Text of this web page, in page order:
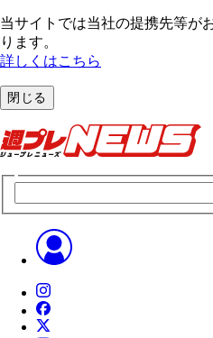
当サイトでは当社の提携先等が
ります。
詳しくはこちら
閉じる